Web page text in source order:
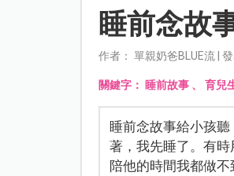
睡前念故
作者： 單親奶爸BLUE流 |
關鍵字： 睡前故事、 育兒
睡前念故事給小孩
著，我先睡了。有
陪他的時間我都做